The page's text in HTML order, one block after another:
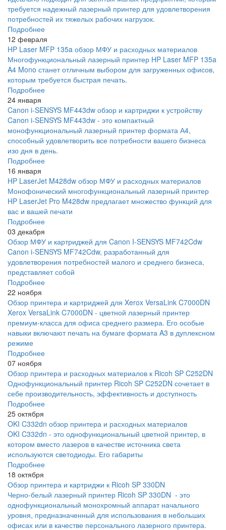
требуется надежный лазерный принтер для удовлетворения
потребностей их тяжелых рабочих нагрузок.
Подробнее
12 февраля
HP Laser MFP 135a обзор МФУ и расходных материалов
Многофункциональный лазерный принтер HP Laser MFP 135a
A4 Mono станет отличным выбором для загруженных офисов,
которым требуется быстрая печать.
Подробнее
24 января
Canon i-SENSYS MF443dw обзор и картриджи к устройству
Canon i-SENSYS MF443dw - это компактный
монофункциональный лазерный принтер формата А4,
способный удовлетворить все потребности вашего бизнеса
изо дня в день.
Подробнее
16 января
HP LaserJet M428dw обзор МФУ и расходных материалов
Монофонический многофункциональный лазерный принтер
HP LaserJet Pro M428dw предлагает множество функций для
вас и вашей печати
Подробнее
03 декабря
Обзор МФУ и картриджей для Canon I-SENSYS MF742Cdw
Canon i-SENSYS MF742Cdw, разработанный для
удовлетворения потребностей малого и среднего бизнеса,
представляет собой
Подробнее
22 ноября
Обзор принтера и картриджей для Xerox VersaLink C7000DN
Xerox VersaLink C7000DN - цветной лазерный принтер
премиум-класса для офиса среднего размера. Его особые
навыки включают печать на бумаге формата A3 в дуплексном
режиме
Подробнее
07 ноября
Обзор принтера и расходных материалов к Ricoh SP C252DN
Однофункциональный принтер Ricoh SP C252DN сочетает в
себе производительность, эффективность и доступность
Подробнее
25 октября
OKI C332dn обзор принтера и расходных материалов
OKI C332dn - это однофункциональный цветной принтер, в
котором вместо лазеров в качестве источника света
используются светодиоды. Его габариты
Подробнее
18 октября
Обзор принтера и картриджи к Ricoh SP 330DN
Черно-белый лазерный принтер Ricoh SP 330DN - это
однофункциональный монохромный аппарат начального
уровня, предназначенный для использования в небольших
офисах или в качестве персонального лазерного принтера.